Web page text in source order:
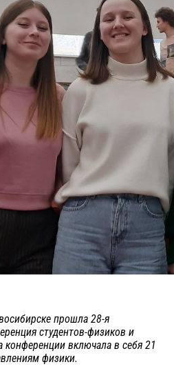
прошла 28-я
студентов-физиков и
включала в себя 21
физики.